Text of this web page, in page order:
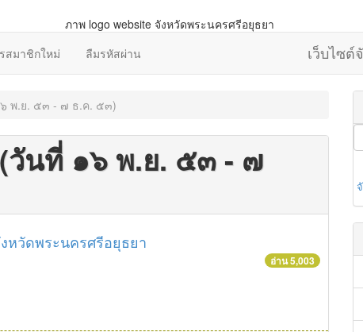
สมาชิกใหม่ ลืมรหัสผ่าน เว็บไซ
พ.ย. ๕๓ - ๗ ธ.ค. ๕๓)
นที่ ๑๖ พ.ย. ๕๓ - ๗
หวัดพระนครศรีอยุธยา
อ่าน 5,003